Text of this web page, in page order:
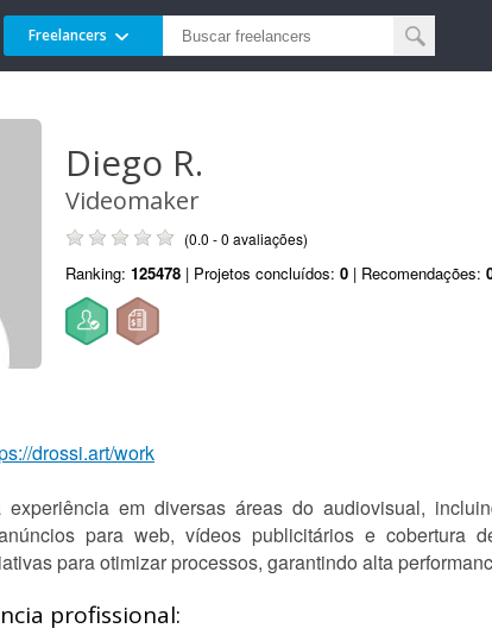
Freelancers
Diego R.
Videomaker
(0.0 - 0 avaliações)
Ranking: 125478 | Projetos concluídos: 0 | Recomendações:
drossi.art/work
experiência em diversas áreas do audiovisual,
para web, vídeos publicitários e cobertura
para otimizar processos, garantindo alta
profissional: